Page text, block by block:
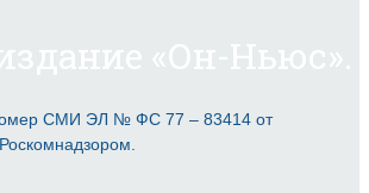
СМИ ЭЛ № ФС 77 – 83414 от